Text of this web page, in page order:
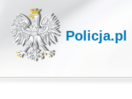
Policja.pl